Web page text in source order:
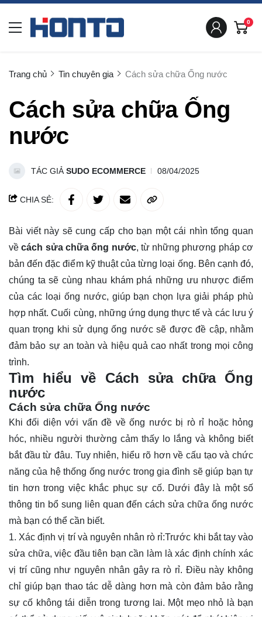
0
Trang chủ Tin chuyên gia Cách sửa chữa Ống nước
Cách sửa chữa Ống
nước
TÁC GIẢ SUDO ECOMMERCE 08/04/2025
CHIA SẺ:
Bài viết này sẽ cung cấp cho bạn một cái nhìn tổng quan
vềcách sửa chữa ống nước, từ những phương pháp cơ
bản đến đặc điểm kỹ thuật của từng loại ống. Bên cạnh đó,
chúng ta sẽ cùng nhau khám phá những ưu nhược điểm
của các loại ống nước, giúp bạn chọn lựa giải pháp phù
hợp nhất. Cuối cùng, những ứng dụng thực tế và các lưu ý
quan trọng khi sử dụng ống nước sẽ được đề cập, nhằm
đảm bảo sự an toàn và hiệu quả cao nhất trong mọi công
trình.
Tìm hiểu về Cách sửa chữa Ống
nước
Cách sửa chữa Ống nước
Khi đối diện với vấn đề vềống nướcbị rò rỉ hoặc hỏng
hóc, nhiều người thường cảm thấy lo lắng và không biết
bắt đầu từ đâu. Tuy nhiên, hiểu rõ hơn về cấu tạo và chức
năng của hệ thống ống nước trong gia đình sẽ giúp bạn tự
tin hơn trong việc khắc phục sự cố. Dưới đây là một số
thông tin bổ sung liên quan đến cách sửa chữa ống nước
mà bạn có thể cần biết.
1. Xác định vị trí và nguyên nhân rò rỉ:Trước khi bắt tay vào
sửa chữa, việc đầu tiên bạn cần làm là xác định chính xác
vị trí cũng như nguyên nhân gây ra rò rỉ. Điều này không
chỉ giúp bạn thao tác dễ dàng hơn mà còn đảm bảo rằng
sự cố không tái diễn trong tương lai. Một mẹo nhỏ là bạn